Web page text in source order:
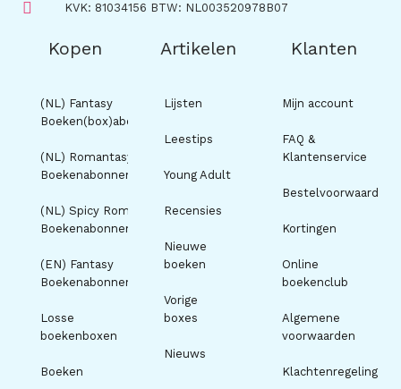
KVK: 81034156 BTW: NL003520978B07
Kopen
(NL) Fantasy
Boeken(box)abonnement
(NL) Romantasy
Boekenabonnement
(NL) Spicy Romance
Boekenabonnement
(EN) Fantasy
Boekenabonnement
Losse
boekenboxen
Boeken
Artikelen
Lijsten
Leestips
Young Adult
Recensies
Nieuwe
boeken
Vorige
boxes
Nieuws
Klanten
Mijn account
FAQ &
Klantenservice
Bestelvoorwaarden
Kortingen
Online
boekenclub
Algemene
voorwaarden
Klachtenregeling